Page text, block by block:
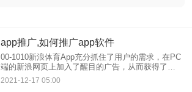
app推广,如何推广app软件
00-1010新浪体育App充分抓住了用户的需求，在PC
端的新浪网页上加入了醒目的广告，从而获得了网
友的关注和下载。事实证明，这是一个非常有效的
推广技巧。 借助自身的网络媒体进行推广，不仅拥
2021-12-17 05:00